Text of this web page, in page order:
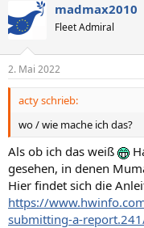
t
i
e
n
madmax2010
Fleet Admiral
2. Mai 2022
acty schrieb:
wo / wie mache ich das?
Als ob ich das weiß
gesehen, in denen
Hier findet sich die
https://
submitting-a-